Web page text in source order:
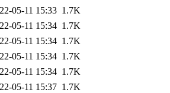
05-11 15:33 1.7K
05-11 15:34 1.7K
05-11 15:34 1.7K
05-11 15:34 1.7K
05-11 15:34 1.7K
05-11 15:37 1.7K